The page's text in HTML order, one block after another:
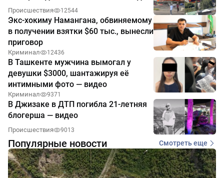
Происшествия 12544
Экс-хокиму Намангана, обвиняемому
в получении взятки $60 тыс., вынесли
приговор
Криминал 12436
В Ташкенте мужчина вымогал у
девушки $3000, шантажируя её
интимными фото — видео
Криминал 9371
В Джизаке в ДТП погибла 21-летняя
блогерша — видео
Происшествия 9013
Популярные новости Смотреть еще